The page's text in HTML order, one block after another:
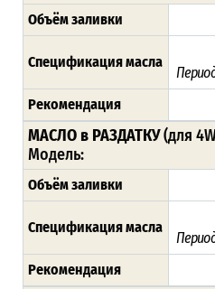
Объём заливки
Спецификация масла
Рекомендация
МАСЛО в РАЗДАТКУ(для
Модель:
Объём заливки
Спецификация масла
Рекомендация